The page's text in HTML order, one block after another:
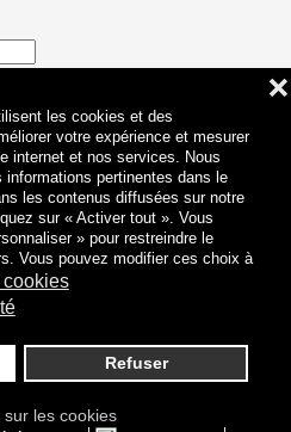
les cookies et des
votre expérience et mesurer
internet et nos services. Nous
pertinentes dans le
les contenus diffusées sur notre
sur « Activer tout ». Vous
» pour restreindre le
Vous pouvez modifier ces choix à
Refuser
❌
les cookies
et conditionset la